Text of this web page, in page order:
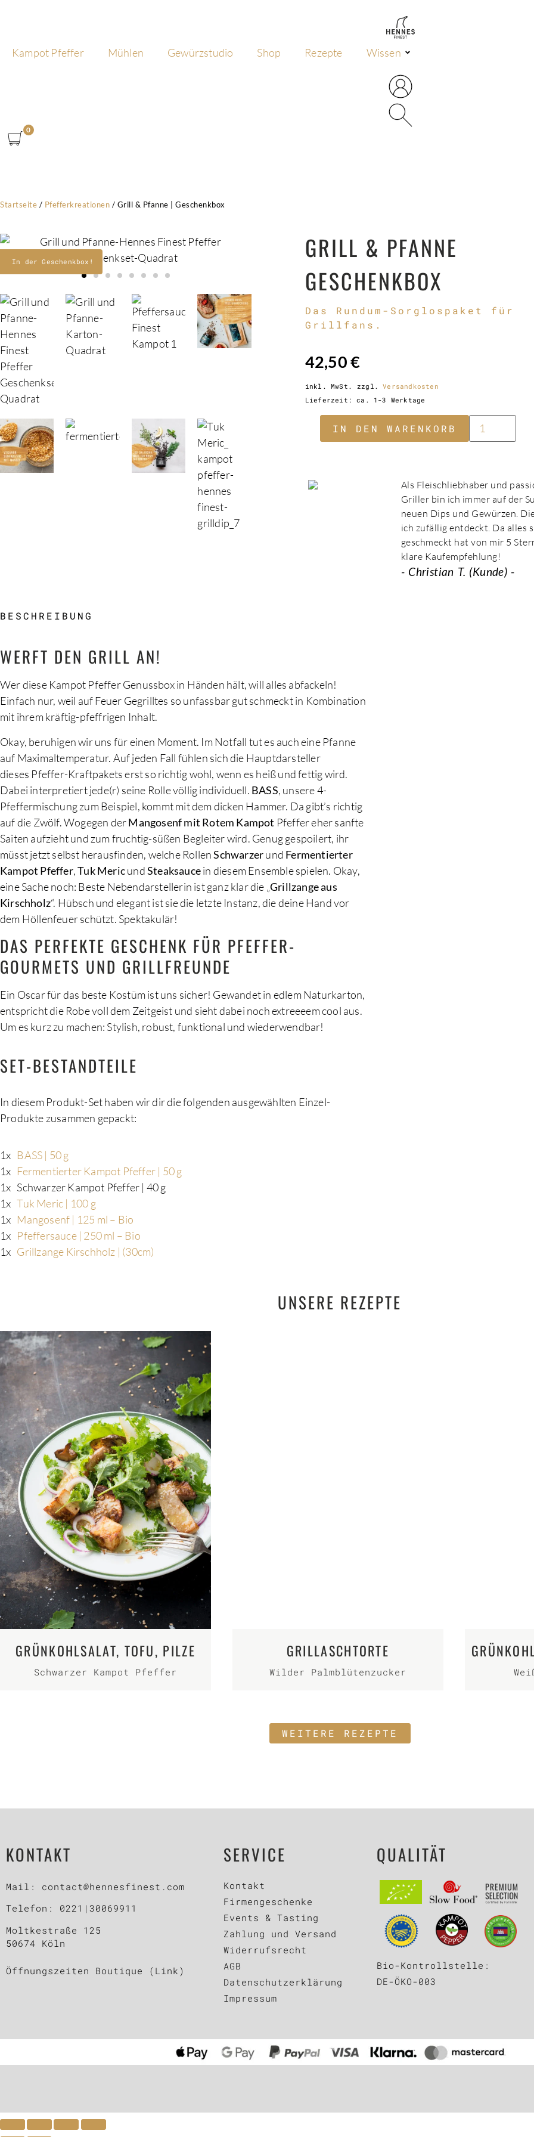
Kampot Pfeffer Mühlen Gewürzstudio Shop Rezepte Wissen
0
Startseite / Pfefferkreationen / Grill & Pfanne | Geschenkbox
In der Geschenkbox!
GRILL & PFANNE
GESCHENKBOX
Das Rundum-Sorglospaket für
Grillfans.
42,50€
inkl. MwSt. zzgl.Versandkosten
Lieferzeit:ca. 1-3 Werktage
IN DEN WARENKORB
Als Fleischliebhaber und
Griller bin ich immer auf der
neuen Dips und Gewürzen.
ich zufällig entdeckt. Da alles
geschmeckt hat von mir 5
klare Kaufempfehlung!
- Christian T. (Kunde) -
BESCHREIBUNG
WERFT DEN GRILL AN!
Wer diese Kampot Pfeffer Genussbox in Händen hält, will alles abfackeln!
Einfach nur, weil auf Feuer Gegrilltes so unfassbar gut schmeckt in Kombination
mit ihrem kräftig-pfeffrigen Inhalt.
Okay, beruhigen wir uns für einen Moment. Im Notfall tut es auch eine Pfanne
auf Maximaltemperatur. Auf jeden Fall fühlen sich die Hauptdarsteller
dieses Pfeffer-Kraftpakets erst so richtig wohl, wenn es heiß und fettig wird.
Dabei interpretiert jede(r) seine Rolle völlig individuell. BASS, unsere 4-
Pfeffermischung zum Beispiel, kommt mit dem dicken Hammer. Da gibt’s richtig
auf die Zwölf. Wogegen derMangosenf mit Rotem Kampot Pfeffer eher sanfte
Saiten aufzieht und zum fruchtig-süßen Begleiter wird. Genug gespoilert, ihr
müsst jetzt selbst herausfinden, welche RollenSchwarzerund Fermentierter
Kampot Pfeffer,Tuk MericundSteaksaucein diesem Ensemble spielen. Okay,
eine Sache noch: Beste Nebendarstellerin ist ganz klar die „Grillzange aus
Kirschholz“. Hübsch und elegant ist sie die letzte Instanz, die deine Hand vor
dem Höllenfeuer schützt. Spektakulär!
DAS PERFEKTE GESCHENK FÜR PFEFFER-
GOURMETS UND GRILLFREUNDE
Ein Oscar für das beste Kostüm ist uns sicher! Gewandet in edlem Naturkarton,
entspricht die Robe voll dem Zeitgeist und sieht dabei noch extreeeem cool aus.
Um es kurz zu machen: Stylish, robust, funktional und wiederwendbar!
SET-BESTANDTEILE
In diesem Produkt-Set haben wir dir die folgenden ausgewählten Einzel-
Produkte zusammen gepackt:
1x BASS | 50 g
1x Fermentierter Kampot Pfeffer | 50 g
1x Schwarzer Kampot Pfeffer | 40 g
1x Tuk Meric | 100 g
1x Mangosenf | 125 ml – Bio
1x Pfeffersauce | 250 ml – Bio
1x Grillzange Kirschholz | (30cm)
UNSERE REZEPTE
GRÜNKOHLSALAT, TOFU, PILZE
Schwarzer Kampot Pfeffer
GRILLASCHTORTE
Wilder Palmblütenzucker
WEITERE REZEPTE
KONTAKT
Mail: contact@hennesfinest.com
Telefon: 0221|30069911
Moltkestraße 125
50674 Köln
Öffnungszeiten Boutique (Link)
SERVICE
Kontakt
Firmengeschenke
Events & Tasting
Zahlung und Versand
Widerrufsrecht
AGB
Datenschutzerklärung
Impressum
QUALITÄT
Bio-Kontrollstelle:
DE-ÖKO-003